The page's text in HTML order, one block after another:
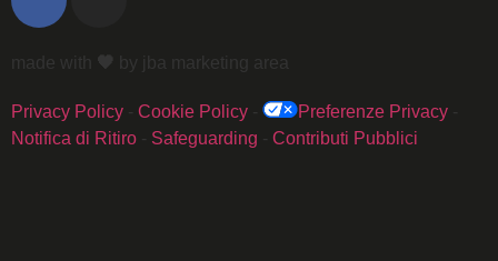
Privacy Policy - Cookie Policy - Preferenze Privacy -
Notifica di Ritiro - Safeguarding - Contributi Pubblici
made with 🖤 by jba marketing area